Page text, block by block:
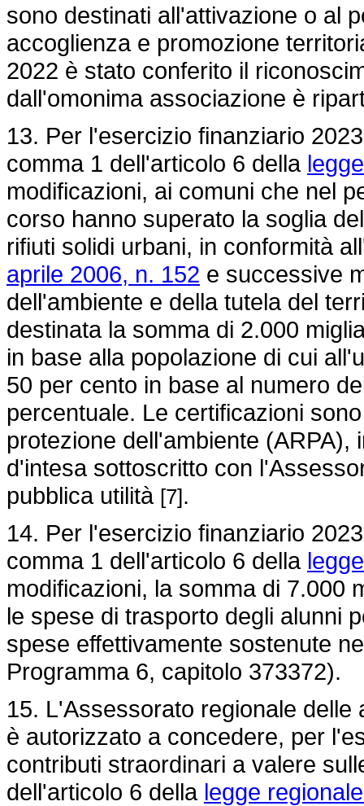
sono destinati all'attivazione o al
accoglienza e promozione
2022 è stato conferito il
dall'omonima associazione è
13. Per l'esercizio finanziario
comma 1 dell'articolo 6 della
modificazioni, ai comuni che nel
corso hanno superato la soglia
rifiuti solidi urbani, in conformità
aprile 2006, n. 152 e successive
dell'ambiente e della tutela del
destinata la somma di 2.000
in base alla popolazione di cui
50 per cento in base al numero
percentuale. Le certificazioni
protezione dell'ambiente
d'intesa sottoscritto con
pubblica utilità [7].
14. Per l'esercizio finanziario
comma 1 dell'articolo 6 della
modificazioni, la somma di 7.000
le spese di trasporto degli alunni
spese effettivamente sostenute
Programma 6, capitolo 373372).
15. L'Assessorato regionale
è autorizzato a concedere, per
contributi straordinari a valere
dell'articolo 6 della legge